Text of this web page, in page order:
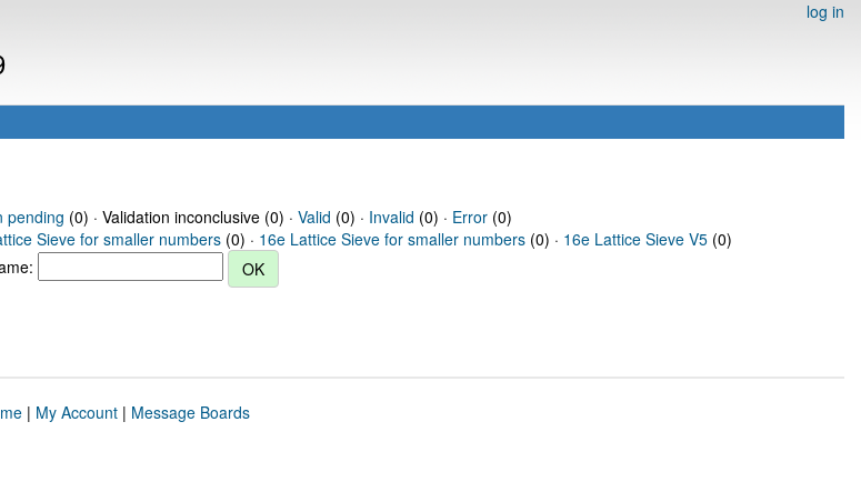
log in
pending (0) · Validation inconclusive (0) · Valid (0) · Invalid (0) · Error(0)
Sieve for smaller numbers (0) · 16e Lattice Sieve for smaller numbers (0) · 16e Lattice Sieve V5 (0)
| My Account| Message Boards